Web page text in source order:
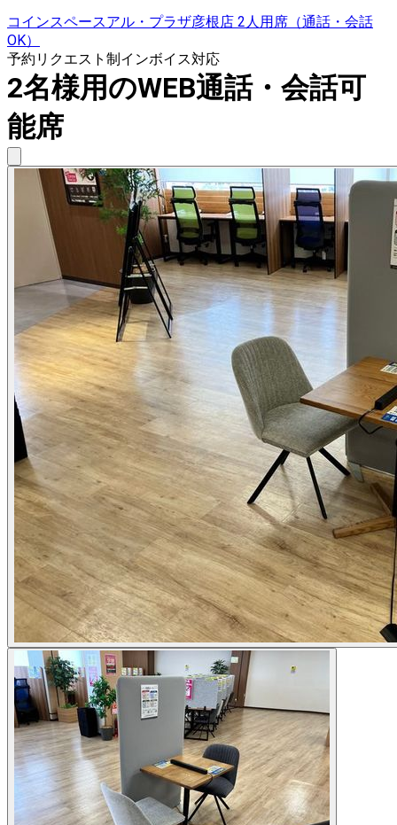
コインスペースアル・プラザ彦根店 2人用席（通話・会話
OK）
予約リクエスト制インボイス対応
2名様用のWEB通話・会話可
能席